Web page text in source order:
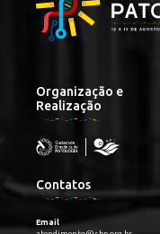
Organização e
Realização
Contatos
Email